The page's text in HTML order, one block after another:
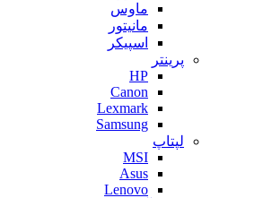
ماوس
مانیتور
اسپیکر
پرینتر
HP
Canon
Lexmark
Samsung
لپتاپ
MSI
Asus
Lenovo